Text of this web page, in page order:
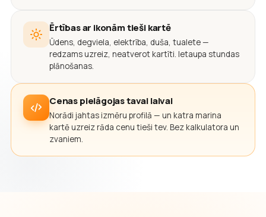
Ērtības ar ikonām tieši kartē
Ūdens, degviela, elektrība, duša, tualete —
redzams uzreiz, neatverot kartīti. Ietaupa stundas
plānošanas.
Cenas pielāgojas tavai laivai
Norādi jahtas izmēru profilā — un katra marina
kartē uzreiz rāda cenu tieši tev. Bez kalkulatora un
zvaniem.